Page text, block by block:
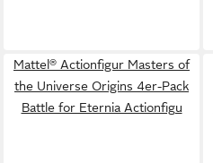
Mattel® Actionfigur Masters of
the Universe Origins 4er-Pack
Battle for Eternia Actionfigu